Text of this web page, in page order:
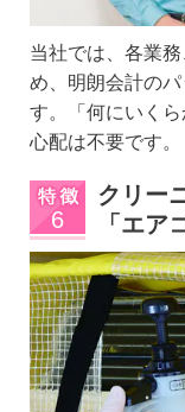
当社では、各業
め、明朗会計の
す。「何にいく
心配は不要です。
クリー
「エア